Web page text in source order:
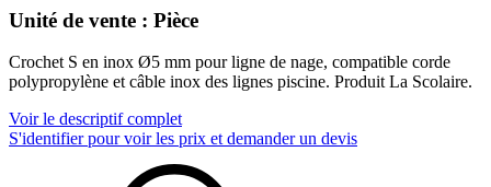
Unité de vente : Pièce
Crochet S en inox Ø5 mm pour ligne de nage, compatible corde
polypropylène et câble inox des lignes piscine. Produit La Scolaire.
Voir le descriptif complet
S'identifier pour voir les prix et demander un devis